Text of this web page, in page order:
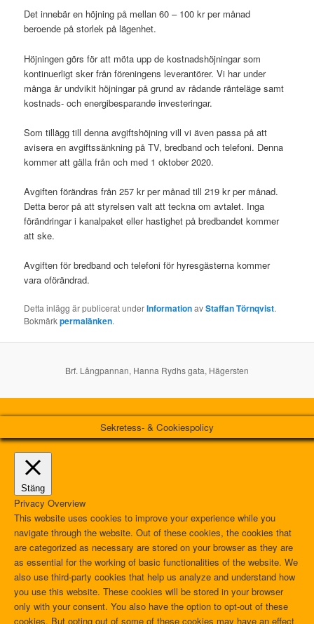
Det innebär en höjning på mellan 60 – 100 kr per månad
beroende på storlek på lägenhet.
Höjningen görs för att möta upp de kostnadshöjningar som
kontinuerligt sker från föreningens leverantörer. Vi har under
många år undvikit höjningar på grund av rådande ränteläge samt
kostnads- och energibesparande investeringar.
Som tillägg till denna avgiftshöjning vill vi även passa på att
avisera en avgiftssänkning på TV, bredband och telefoni. Denna
kommer att gälla från och med 1 oktober 2020.
Avgiften förändras från 257 kr per månad till 219 kr per månad.
Detta beror på att styrelsen valt att teckna om avtalet. Inga
förändringar i kanalpaket eller hastighet på bredbandet kommer
att ske.
Avgiften för bredband och telefoni för hyresgästerna kommer
vara oförändrad.
Detta inlägg är publicerat underInformationavStaffan Törnqvist.
Bokmärkpermalänken.
Brf. Långpannan, Hanna Rydhs gata, Hägersten
Sekretess- & Cookiespolicy
Stäng
Privacy Overview
This website uses cookies to improve your experience while you
navigate through the website. Out of these cookies, the cookies that
are categorized as necessary are stored on your browser as they are
as essential for the working of basic functionalities of the website. We
also use third-party cookies that help us analyze and understand how
you use this website. These cookies will be stored in your browser
only with your consent. You also have the option to opt-out of these
cookies. But opting out of some of these cookies may have an effect